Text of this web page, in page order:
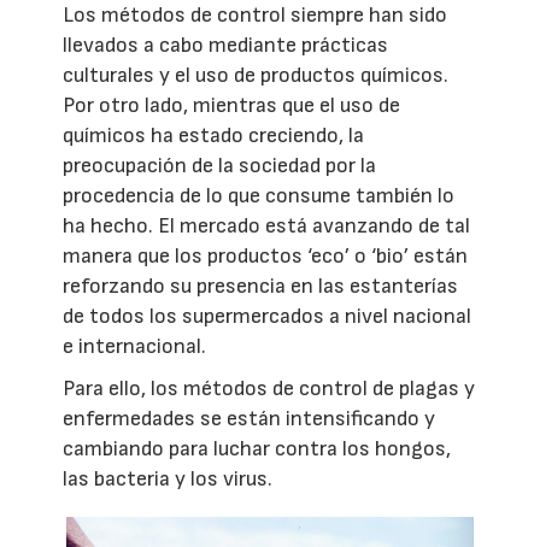
Los métodos de control siempre han sido
llevados a cabo mediante prácticas
culturales y el uso de productos químicos.
Por otro lado, mientras que el uso de
químicos ha estado creciendo, la
preocupación de la sociedad por la
procedencia de lo que consume también lo
ha hecho. El mercado está avanzando de tal
manera que los productos ‘eco’ o ‘bio’ están
reforzando su presencia en las estanterías
de todos los supermercados a nivel nacional
e internacional.
Para ello, los métodos de control de plagas y
enfermedades se están intensificando y
cambiando para luchar contra los hongos,
las bacteria y los virus.